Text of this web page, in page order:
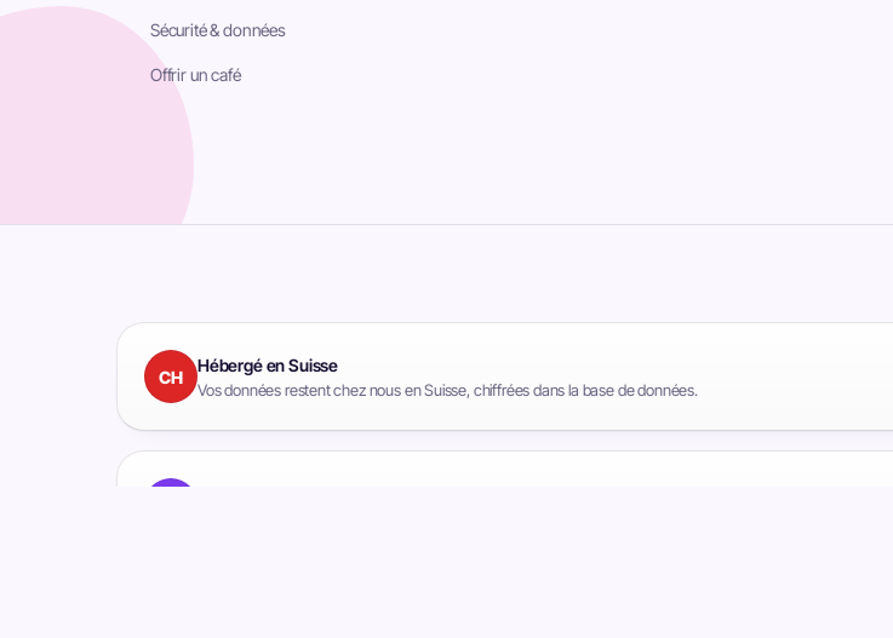
Sécurité & données
Offrir un café
CH
Hébergé en Suisse
Vos données restent chez nous en Suisse, chiffrées dans la base de données.